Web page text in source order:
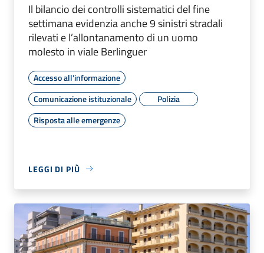
Il bilancio dei controlli sistematici del fine
settimana evidenzia anche 9 sinistri stradali
rilevati e l’allontanamento di un uomo
molesto in viale Berlinguer
Accesso all'informazione
Comunicazione istituzionale
Polizia
Risposta alle emergenze
LEGGI DI PIÙ